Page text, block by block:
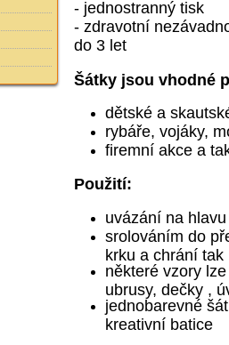
- jednostranný tisk
- zdravotní
do 3 let
Šátky jsou vhodné
dětské a
rybáře, vojáky,
firemní akce a
Použití:
uvázání na
srolováním do
krku a chrání tak
některé vzory
ubrusy, dečky ,
jednobarevné
kreativní batice